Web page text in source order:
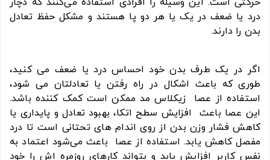
درد یا ضعف در یک یا هر دو پا هستند و مشکل حفظ تعادل
بدن را دارند.
اگر در یک طرف بدن خود احساس درد یا ضعف می کنید،
طوری که باعث اشکال در راه رفتن یا تعادلتان می شود،
استفاده از عصا زیکلاس مد ممکن است کمک کننده باشد.
این عصا باعث افزایش سطح اتکا، بهبود تعادل و پایداری یا
کاهش فشار وزن بدن از روی اندام های تحتانی است تا درد
مفصل کاهش یابد. استفاده از عصا باعث می‌شود اعتماد به
نفس کاربر افزایش یابد و بتواند کارهای روزمره اش را خود